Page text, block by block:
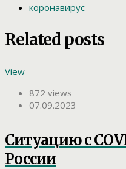
коронавирус
Related posts
View
872 views
07.09.2023
Ситуацию с
России